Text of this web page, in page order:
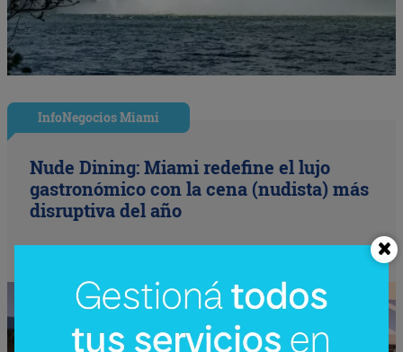
InfoNegocios Miami
Nude Dining: Miami redefine el lujo
gastronómico con la cena (nudista) más
disruptiva del año